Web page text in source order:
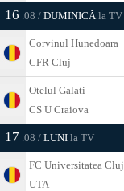
16 .08 / DUMINICĂla TV
Corvinul Hunedoara
CFR Cluj
Otelul Galati
CS U Craiova
17 .08 / LUNI la TV
FC Universitatea Cluj
UTA